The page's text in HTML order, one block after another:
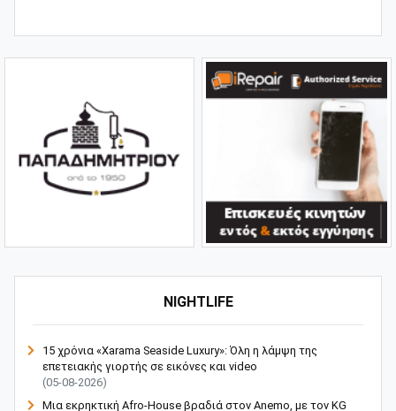
NIGHTLIFE
15 χρόνια «Xarama Seaside Luxury»: Όλη η λάμψη της
επετειακής γιορτής σε εικόνες και video
(05-08-2026)
Μια εκρηκτική Afro-House βραδιά στον Anemo, με τον KG